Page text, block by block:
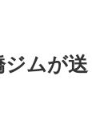
ムが